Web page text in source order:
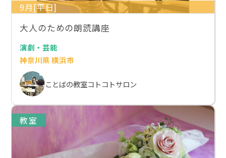
9月[平日]
大人のための朗読講座
演劇・芸能
神奈川県 横浜市
ことばの教室コトコトサロン
教室